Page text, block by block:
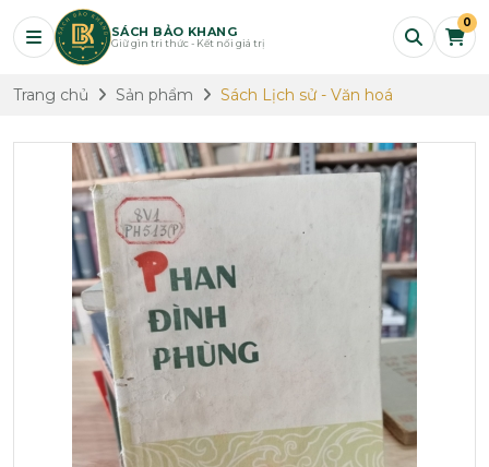
SÁCH BẢO KHANG
Giữ gìn tri thức - Kết nối giá trị
0
Trang chủ Sản phẩm Sách Lịch sử - Văn hoá